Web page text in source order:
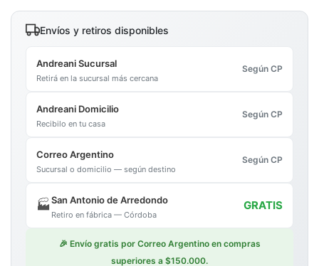
Envíos y retiros disponibles
Andreani Sucursal
Retirá en la sucursal más cercana
Según CP
Andreani Domicilio
Recibilo en tu casa
Según CP
Correo Argentino
Sucursal o domicilio — según destino
Según CP
🏭San Antonio de Arredondo
Retiro en fábrica — Córdoba
GRATIS
🎉 Envío gratis por Correo Argentino en compras
superiores a $150.000.